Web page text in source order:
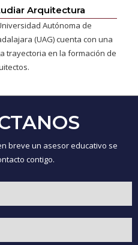
Arquitectura
Autónoma de
(UAG) cuenta con una
trayectoria en la formación de
breve un asesor educativo se
contigo.